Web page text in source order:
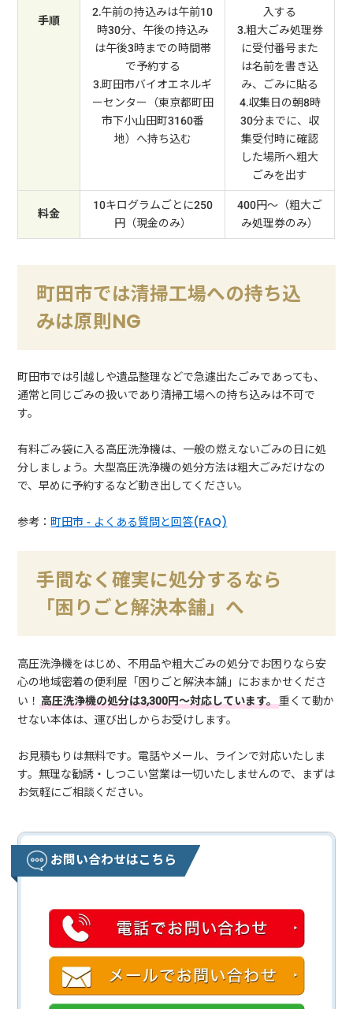
手順
2.午前の持込みは午前10
時30分、午後の持込み
は午後3時までの時間帯
で予約する
3.町田市バイオエネルギ
ーセンター（東京都町田
市下小山田町3160番
地）へ持ち込む
入する
3.粗大ごみ処理券
に受付番号また
は名前を書き込
み、ごみに貼る
4.収集日の朝8時
30分までに、収
集受付時に確認
した場所へ粗大
ごみを出す
料金
10キログラムごとに250
円（現金のみ）
400円～（粗大ご
み処理券のみ）
町田市では清掃工場への持ち込
みは原則NG
町田市では引越しや遺品整理などで急遽出たごみであっても、
通常と同じごみの扱いであり清掃工場への持ち込みは不可で
す。
有料ごみ袋に入る高圧洗浄機は、一般の燃えないごみの日に処
分しましょう。大型高圧洗浄機の処分方法は粗大ごみだけなの
で、早めに予約するなど動き出してください。
参考：町田市 - よくある質問と回答(FAQ)
手間なく確実に処分するなら
「困りごと解決本舗」へ
高圧洗浄機をはじめ、不用品や粗大ごみの処分でお困りなら安
心の地域密着の便利屋「困りごと解決本舗」におまかせくださ
い！高圧洗浄機の処分は3,300円～対応しています。重くて動か
せない本体は、運び出しからお受けします。
お見積もりは無料です。電話やメール、ラインで対応いたしま
す。無理な勧誘・しつこい営業は一切いたしませんので、まずは
お気軽にご相談ください。
お問い合わせはこちら